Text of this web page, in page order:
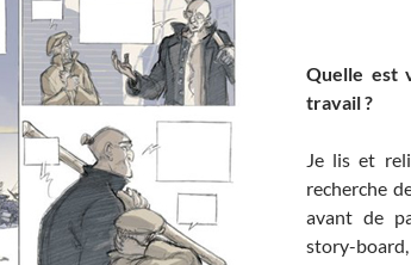
Quelle est
travail ?
Je lis et
recherche
avant de
story-